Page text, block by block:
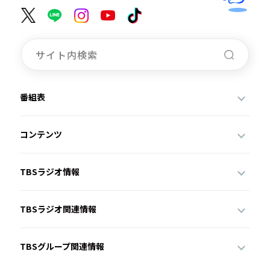
番組表
コンテンツ
TBSラジオ情報
TBSラジオ関連情報
TBSグループ関連情報